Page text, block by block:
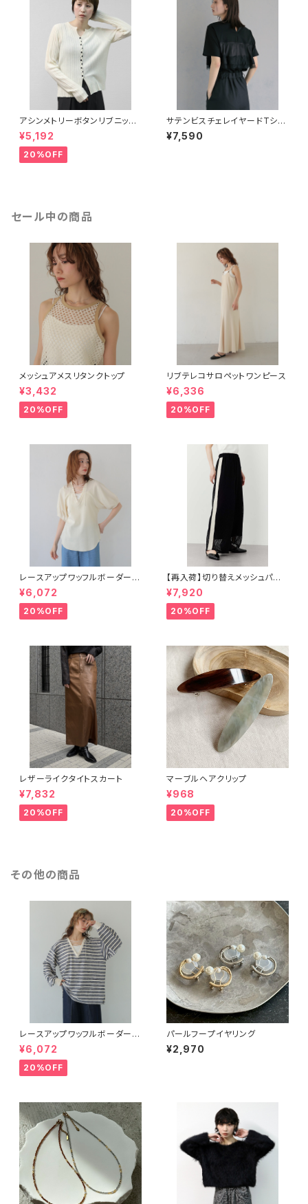
アシンメトリーボタンリブニット
カーディガン
¥5,192
20%OFF
サテンビスチェレイヤードTシャ
ツ
¥7,590
セール中の商品
メッシュアメスリタンクトップ
¥3,432
20%OFF
リブテレコサロペットワンピース
¥6,336
20%OFF
レースアップワッフルボーダー半
袖トップス
¥6,072
20%OFF
【再入荷】切り替えメッシュパン
ツ
¥7,920
20%OFF
レザーライクタイトスカート
¥7,832
20%OFF
マーブルヘアクリップ
¥968
20%OFF
その他の商品
レースアップワッフルボーダート
ップス
¥6,072
20%OFF
パールフープイヤリング
¥2,970